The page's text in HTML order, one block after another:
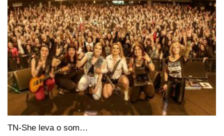
TN-She leva o som…